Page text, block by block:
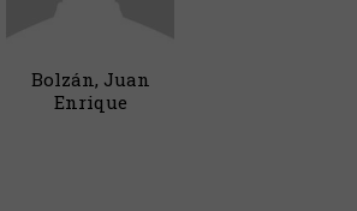
Bolzán, Juan
Enrique